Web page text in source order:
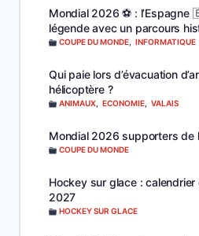
Mondial 2026 ⚽️ :
légende avec un parcours
COUPE DU MONDE INFORMATIQUE
Qui paie lors d’évacuation
hélicoptère ?
ANIMAUX ECONOMIE VALAIS
Mondial 2026 supporters de
COUPE DU MONDE
Hockey sur glace :
2027
HOCKEY SUR GLACE